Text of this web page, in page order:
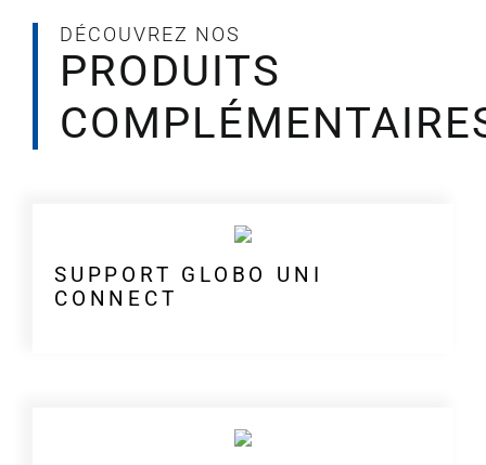
DÉCOUVREZ NOS
PRODUITS
SUPPORT GLOBO UNI
CONNECT